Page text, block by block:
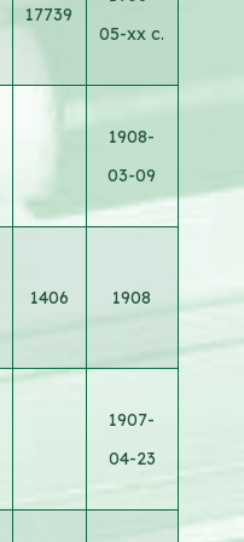
17739
05-xx c.
1908-
03-09
1406 1908
1907-
04-23